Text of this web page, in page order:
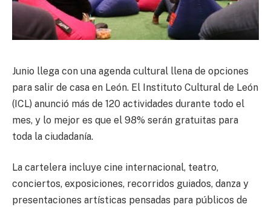
Junio llega con una agenda cultural llena de opciones
para salir de casa en León. El Instituto Cultural de León
(ICL) anunció más de 120 actividades durante todo el
mes, y lo mejor es que el 98% serán gratuitas para
toda la ciudadanía.
La cartelera incluye cine internacional, teatro,
conciertos, exposiciones, recorridos guiados, danza y
presentaciones artísticas pensadas para públicos de